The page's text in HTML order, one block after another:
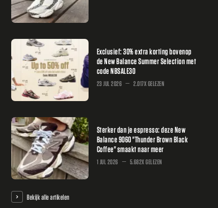
Exclusief: 30% extra korting bovenop
de New Balance Summer Selection met
code NBSALE30
23 JUL 2026 2.017X GELEZEN
Sterker dan je espresso: deze New
Balance 9060 "Thunder Brown Black
Coffee" smaakt naar meer
1 JUL 2026 5.682X GELEZEN
Bekijk alle artikelen